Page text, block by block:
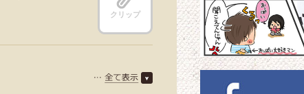
クリップ